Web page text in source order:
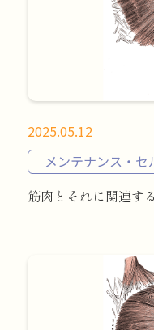
2025.05.12
メンテナンス・
筋肉とそれに関連す